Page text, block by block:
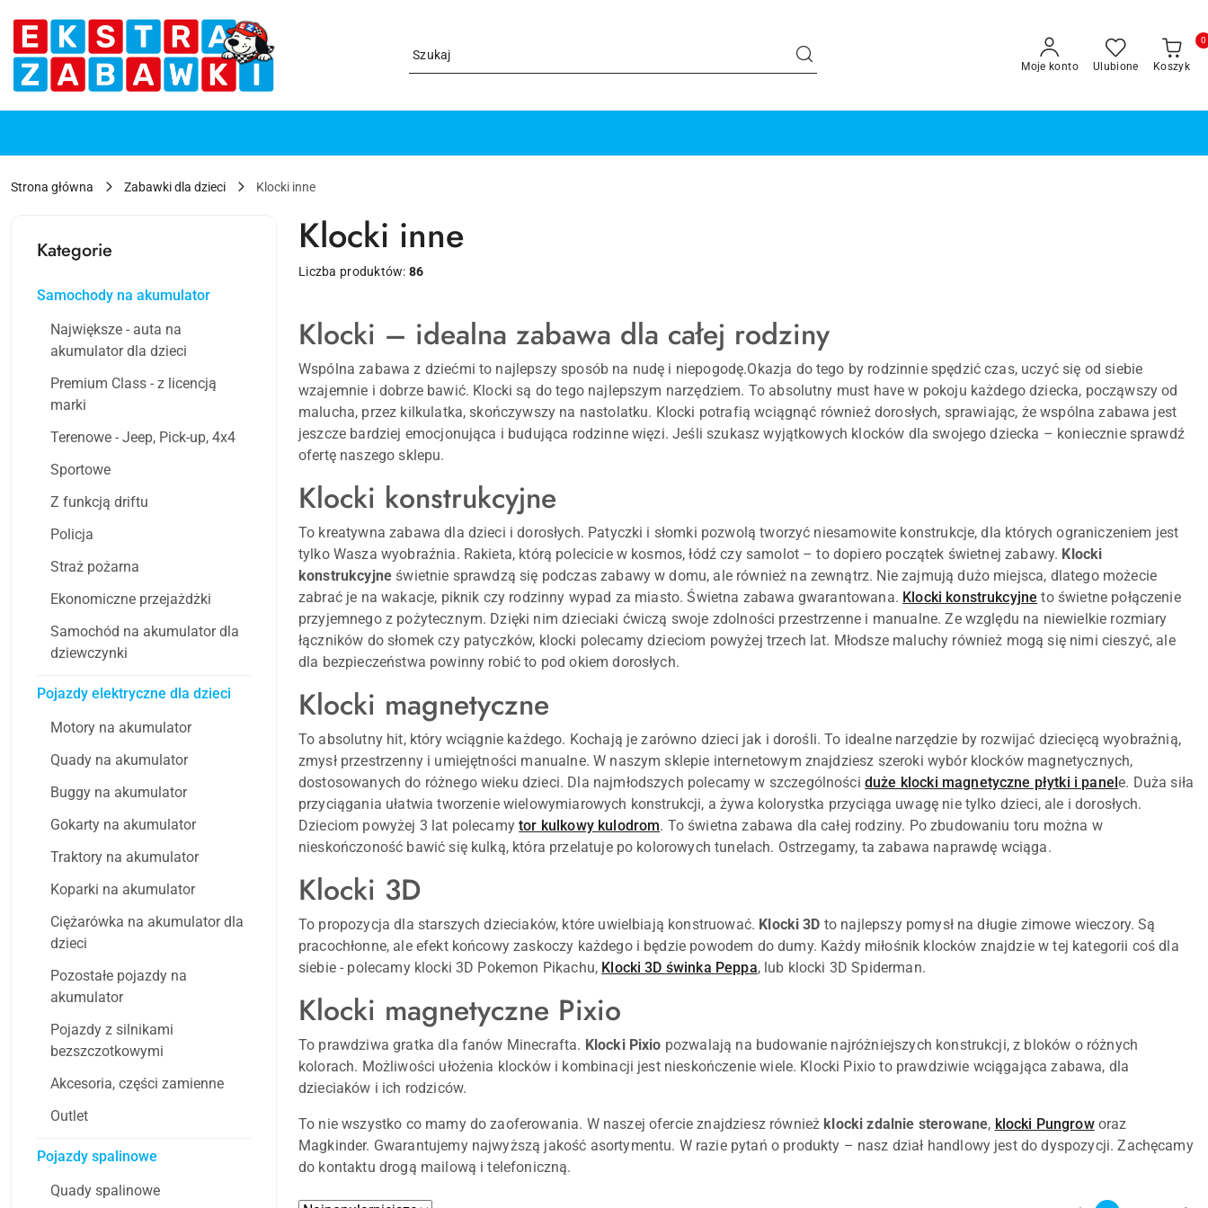
Przejdź do treści głównej
Przejdź do wyszukiwarki
Przejdź do moje konto
Przejdź do menu głównego
Przejdź do stopki
Moje konto Ulubione Koszyk
0
Strona główna Zabawki dla dzieci Klocki inne
Kategorie
Samochody na akumulator
Największe - auta na
akumulator dla dzieci
Premium Class - z licencją
marki
Terenowe - Jeep, Pick-up, 4x4
Sportowe
Z funkcją driftu
Policja
Straż pożarna
Ekonomiczne przejażdżki
Samochód na akumulator dla
dziewczynki
Pojazdy elektryczne dla dzieci
Motory na akumulator
Quady na akumulator
Buggy na akumulator
Gokarty na akumulator
Traktory na akumulator
Koparki na akumulator
Ciężarówka na akumulator dla
dzieci
Pozostałe pojazdy na
akumulator
Pojazdy z silnikami
bezszczotkowymi
Akcesoria, części zamienne
Outlet
Pojazdy spalinowe
Quady spalinowe
Klocki inne
Liczba produktów:86
Klocki – idealna zabawa dla całej rodziny
Wspólna zabawa z dziećmi to najlepszy sposób na nudę i niepogodę.Okazja do tego by rodzinnie spędzić czas, uczyć się od siebie
wzajemnie i dobrze bawić. Klocki są do tego najlepszym narzędziem. To absolutny must have w pokoju każdego dziecka, począwszy od
malucha, przez kilkulatka, skończywszy na nastolatku. Klocki potrafią wciągnąć również dorosłych, sprawiając, że wspólna zabawa jest
jeszcze bardziej emocjonująca i budująca rodzinne więzi. Jeśli szukasz wyjątkowych klocków dla swojego dziecka – koniecznie sprawdź
ofertę naszego sklepu.
Klocki konstrukcyjne
To kreatywna zabawa dla dzieci i dorosłych. Patyczki i słomki pozwolą tworzyć niesamowite konstrukcje, dla których ograniczeniem jest
tylko Wasza wyobraźnia. Rakieta, którą polecicie w kosmos, łódź czy samolot – to dopiero początek świetnej zabawy. Klocki
konstrukcyjne świetnie sprawdzą się podczas zabawy w domu, ale również na zewnątrz. Nie zajmują dużo miejsca, dlatego możecie
zabrać je na wakacje, piknik czy rodzinny wypad za miasto. Świetna zabawa gwarantowana. Klocki konstrukcyjne to świetne połączenie
przyjemnego z pożytecznym. Dzięki nim dzieciaki ćwiczą swoje zdolności przestrzenne i manualne. Ze względu na niewielkie rozmiary
łączników do słomek czy patyczków, klocki polecamy dzieciom powyżej trzech lat. Młodsze maluchy również mogą się nimi cieszyć, ale
dla bezpieczeństwa powinny robić to pod okiem dorosłych.
Klocki magnetyczne
To absolutny hit, który wciągnie każdego. Kochają je zarówno dzieci jak i dorośli. To idealne narzędzie by rozwijać dziecięcą wyobraźnią,
zmysł przestrzenny i umiejętności manualne. W naszym sklepie internetowym znajdziesz szeroki wybór klocków magnetycznych,
dostosowanych do różnego wieku dzieci. Dla najmłodszych polecamy w szczególności duże klocki magnetyczne płytki i panele. Duża siła
przyciągania ułatwia tworzenie wielowymiarowych konstrukcji, a żywa kolorystka przyciąga uwagę nie tylko dzieci, ale i dorosłych.
Dzieciom powyżej 3 lat polecamytor kulkowy kulodrom. To świetna zabawa dla całej rodziny. Po zbudowaniu toru można w
nieskończoność bawić się kulką, która przelatuje po kolorowych tunelach. Ostrzegamy, ta zabawa naprawdę wciąga.
Klocki 3D
To propozycja dla starszych dzieciaków, które uwielbiają konstruować. Klocki 3D to najlepszy pomysł na długie zimowe wieczory. Są
pracochłonne, ale efekt końcowy zaskoczy każdego i będzie powodem do dumy. Każdy miłośnik klocków znajdzie w tej kategorii coś dla
siebie - polecamy klocki 3D Pokemon Pikachu, Klocki 3D świnka Peppa, lub klocki 3D Spiderman.
Klocki magnetyczne Pixio
To prawdziwa gratka dla fanów Minecrafta. Klocki Pixio pozwalają na budowanie najróżniejszych konstrukcji, z bloków o różnych
kolorach. Możliwości ułożenia klocków i kombinacji jest nieskończenie wiele. Klocki Pixio to prawdziwie wciągająca zabawa, dla
dzieciaków i ich rodziców.
To nie wszystko co mamy do zaoferowania. W naszej ofercie znajdziesz również klocki zdalnie sterowane, klocki Pungroworaz
Magkinder. Gwarantujemy najwyższą jakość asortymentu. W razie pytań o produkty – nasz dział handlowy jest do dyspozycji. Zachęcamy
do kontaktu drogą mailową i telefoniczną.